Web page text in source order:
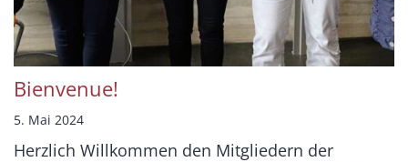
Bienvenue!
5. Mai 2024
Herzlich Willkommen den Mitgliedern der